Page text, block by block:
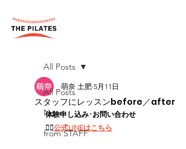
All Posts
News
from STAFF
All Posts
スタッフにレッスンbefore／after
萌奈 土肥 5月11日
体験申し込み･お問い合わせ
👉🏻公式LINEはこちら